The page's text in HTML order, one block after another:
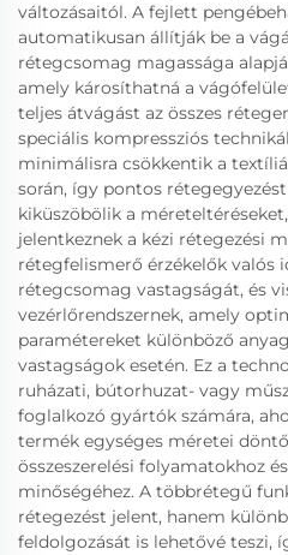
változásaitól. A fejlett
automatikusan állítják be a
rétegcsomag magassága
amely károsíthatná a
teljes átvágást az összes
speciális kompressziós
minimálisra csökkentik a
során, így pontos
kiküszöbölik a
jelentkeznek a kézi rétegezési
rétegfelismerő érzékelők valós
rétegcsomag vastagságát, és
vezérlőrendszernek, amely
paramétereket különböző
vastagságok esetén. Ez a
ruházati, bútorhuzat- vagy
foglalkozó gyártók számára,
termék egységes méretei
összeszerelési folyamatokhoz
minőségéhez. A többrétegű
rétegezést jelent, hanem
feldolgozását is lehetővé teszi,